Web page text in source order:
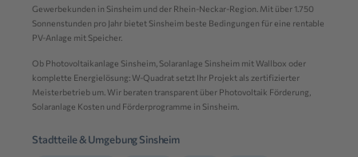
Gewerbekunden in Sinsheim und der Rhein-Neckar-Region. Mit über 1.750
Sonnenstunden pro Jahr bietet Sinsheim beste Bedingungen für eine rentable
PV-Anlage mit Speicher.
Ob Photovoltaikanlage Sinsheim, Solaranlage Sinsheim mit Wallbox oder
komplette Energielösung: W-Quadrat setzt Ihr Projekt als zertifizierter
Meisterbetrieb um. Wir beraten transparent über Photovoltaik Förderung,
Solaranlage Kosten und Förderprogramme in Sinsheim.
Stadtteile & Umgebung Sinsheim